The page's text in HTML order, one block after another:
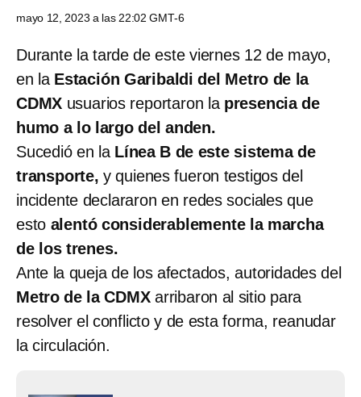
mayo 12, 2023 a las 22:02 GMT-6
Durante la tarde de este viernes 12 de mayo,
en laEstación Garibaldi del Metro de la
CDMX usuarios reportaron la presencia de
humo a lo largo del anden.
Sucedió en laLínea B de este sistema de
transporte, y quienes fueron testigos del
incidente declararon en redes sociales que
esto alentó considerablemente la marcha
de los trenes.
Ante la queja de los afectados, autoridades del
Metro de la CDMXarribaron al sitio para
resolver el conflicto y de esta forma, reanudar
la circulación.